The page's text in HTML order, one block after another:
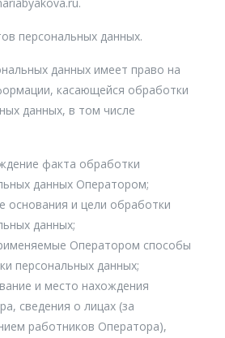
персональных данных.
данных имеет право на
касающейся обработки
данных, в том числе
факта обработки
данных Оператором;
основания и цели обработки
данных;
Оператором способы
персональных данных;
и место нахождения
сведения о лицах (за
работников Оператора),